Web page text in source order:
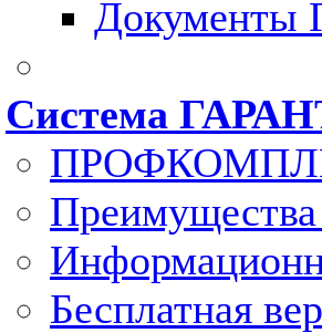
Документы
Система
Бесплатная